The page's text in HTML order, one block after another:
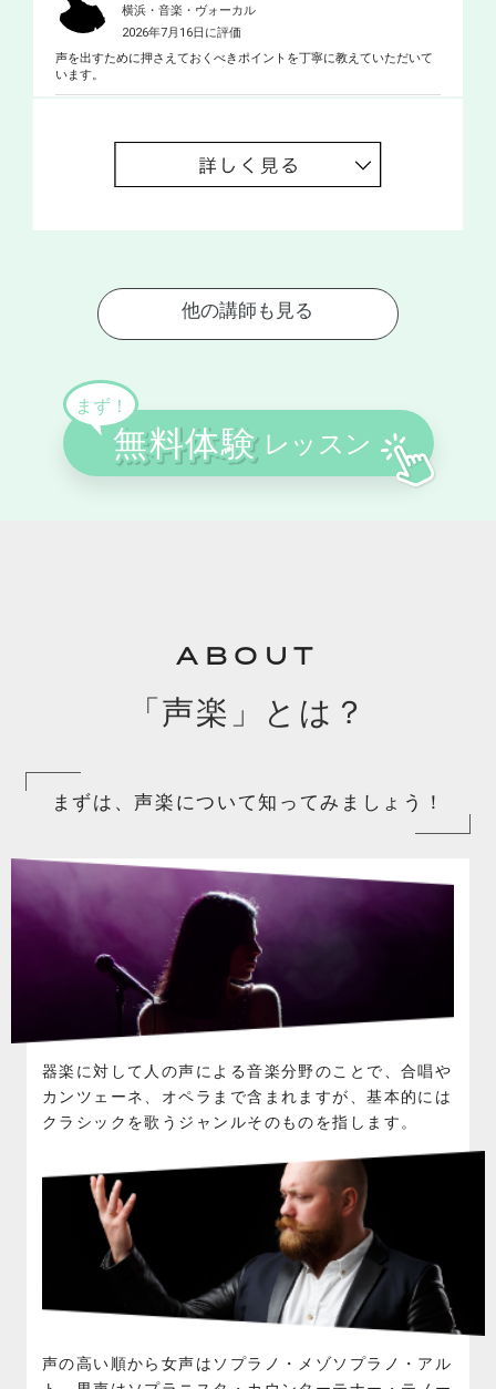
横浜・音楽・ヴォーカル
2026年7月16日に評価
声を出すために押さえておくべきポイントを丁寧に教えていただいて
います。
ABOUT
「声楽」とは？
まずは、声楽について知ってみましょう！
器楽に対して人の声による音楽分野のことで、合唱や
カンツェーネ、オペラまで含まれますが、基本的には
クラシックを歌うジャンルそのものを指します。
声の高い順から女声はソプラノ・メゾソプラノ・アル